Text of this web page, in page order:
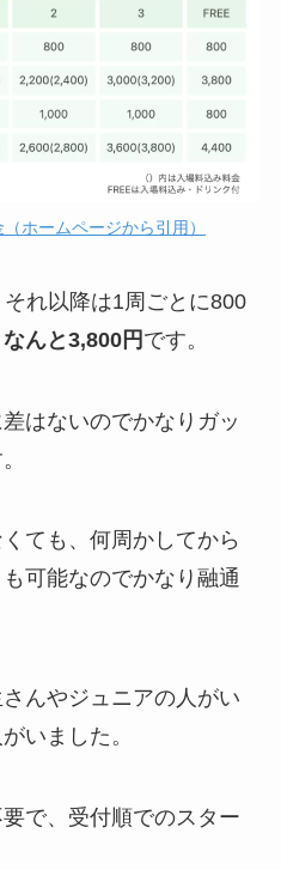
ホームページから引用）
れ以降は1周ごとに800
んと3,800円です。
はないのでかなりガッ
ても、何周かしてから
可能なのでかなり融通
んやジュニアの人がい
いました。
で、受付順でのスター